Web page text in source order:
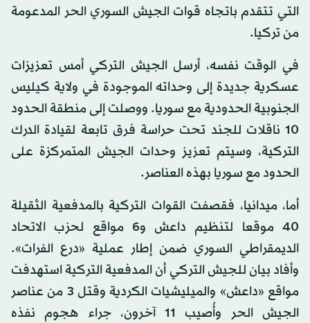
التي تتقدم باتجاه قوات الجيش السوري الحر المدعومة
من تركيا.
في الوقت نفسه، أرسل الجيش التركي أمس تعزيزات
عسكرية جديدة إلى وحداته الموجودة في ولاية كيليس
الجنوبية الحدودية مع سوريا. ووصلت إلى منطقة الحدود
10 ناقلات للجند تحت حراسة فرق تابعة لقيادة الدرك
التركية، وسيتم تعزيز وحدات الجيش المتمركزة على
الحدود مع سوريا بهذه العناصر.
أما، ميدانيا، فقصفت القوات التركية بالمدفعية الثقيلة
40 موقعا لتنظيم داعش و6 مواقع لحزب الاتحاد
الديمقراطي السوري ضمن إطار عملية «درع الفرات».
وأفاد بيان للجيش التركي أن المدفعية التركية استهدفت
مواقع «داعش» والميليشيات الكردية وقتل 3 من عناصر
الجيش الحر وأُصيب 11 آخرون، جراء هجوم نفذه